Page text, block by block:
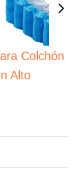
Colchón
Alto